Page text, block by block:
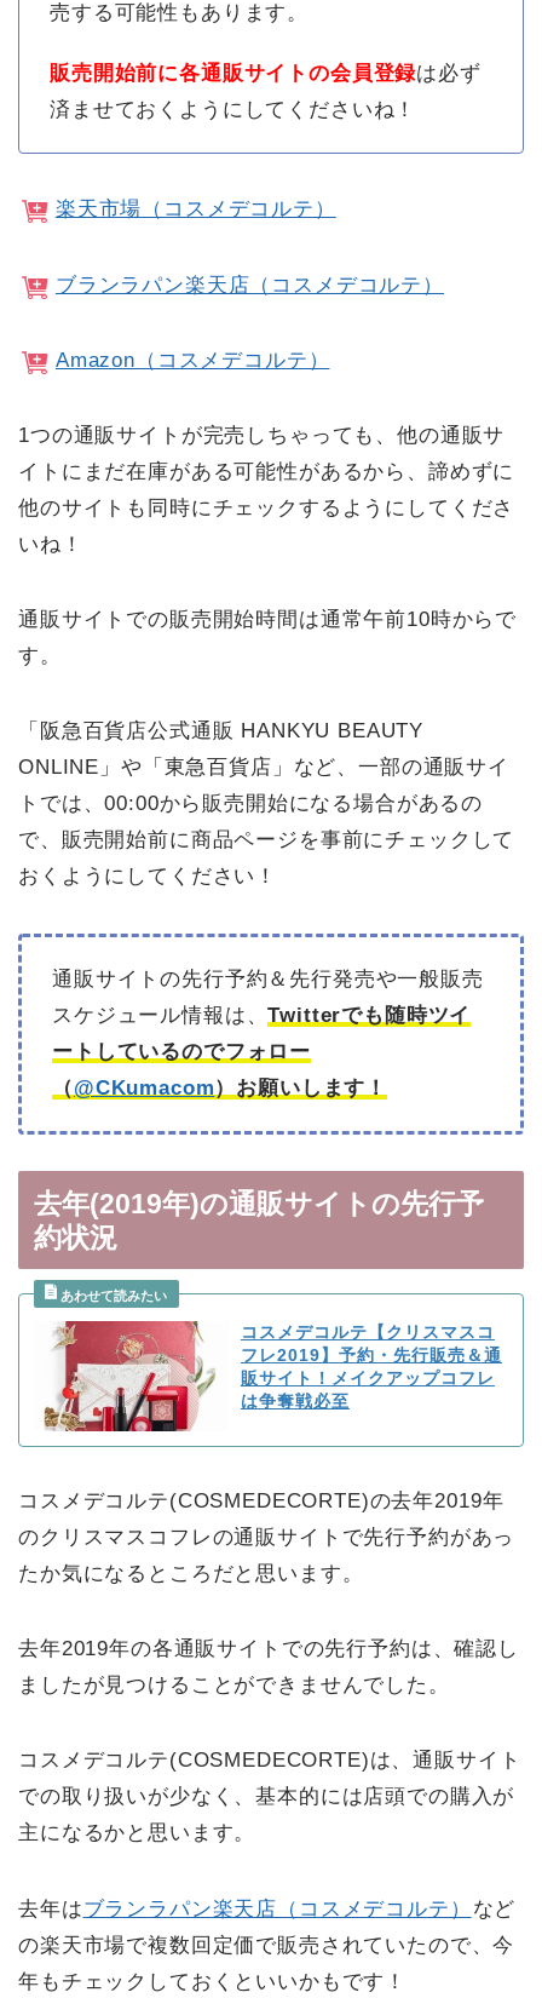
売する可能性もあります。
販売開始前に各通販サイトの会員登録は必ず
済ませておくようにしてくださいね！
楽天市場（コスメデコルテ）
ブランラパン楽天店（コスメデコルテ）
Amazon（コスメデコルテ）
1つの通販サイトが完売しちゃっても、他の通販サ
イトにまだ在庫がある可能性があるから、諦めずに
他のサイトも同時にチェックするようにしてくださ
いね！
通販サイトでの販売開始時間は通常午前10時からで
す。
「阪急百貨店公式通販 HANKYU BEAUTY
ONLINE」や「東急百貨店」など、一部の通販サイ
トでは、00:00から販売開始になる場合があるの
で、販売開始前に商品ページを事前にチェックして
おくようにしてください！
通販サイトの先行予約＆先行発売や一般販売
スケジュール情報は、Twitterでも随時ツイ
ートしているのでフォロー
（ @CKumacom）お願いします！
去年(2019年)の通販サイトの先行予
約状況
コスメデコルテ【クリスマスコ
フレ2019】予約・先行販売＆通
販サイト！メイクアップコフレ
は争奪戦必至
コスメデコルテ(COSMEDECORTE)の去年2019年
のクリスマスコフレの通販サイトで先行予約があっ
たか気になるところだと思います。
去年2019年の各通販サイトでの先行予約は、確認し
ましたが見つけることができませんでした。
コスメデコルテ(COSMEDECORTE)は、通販サイト
での取り扱いが少なく、基本的には店頭での購入が
主になるかと思います。
去年はブランラパン楽天店（コスメデコルテ）
など
の楽天市場で複数回定価で販売されていたので、今
年もチェックしておくといいかもです！